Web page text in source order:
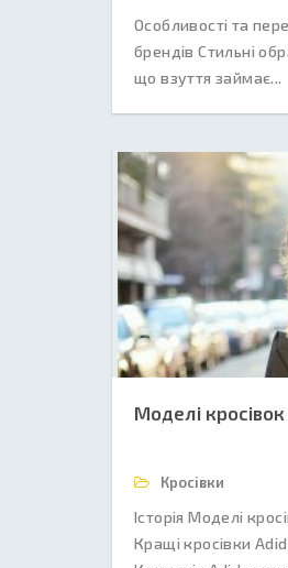
Особливості та
брендів Стильні
що взуття займає...
Моделі
Кросівки
Історія Моделі
Кращі кросівки